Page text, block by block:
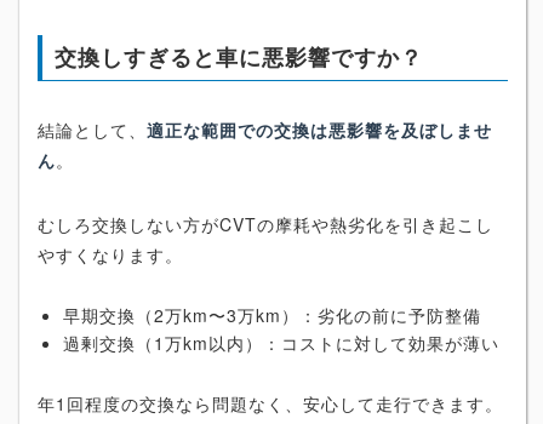
交換しすぎると車に悪影響ですか？
結論として、 適正な範囲での交換は悪影響を及ぼしませ
ん。
むしろ交換しない方がCVTの摩耗や熱劣化を引き起こし
やすくなります。
早期交換（2万km〜3万km）：劣化の前に予防整備
過剰交換（1万km以内）：コストに対して効果が薄い
年1回程度の交換なら問題なく、安心して走行できます。